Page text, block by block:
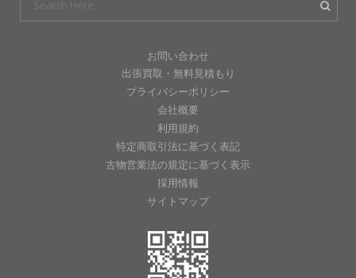
お問い合わせ
出張買取・無料見積もり
プライバシーポリシー
会社概要
利用規約
特定商取引法に基づく表記
古物営業法の規定に基づく表示
採用情報
サイトマップ